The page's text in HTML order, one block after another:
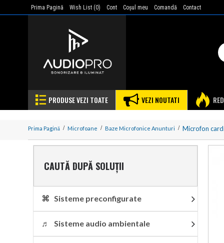
Prima Pagină Wish List (0) Cont Coşul meu Comandă Contact
PRODUSE VEZI TOATE VEZI NOUTATI
Prima Pagină Microfoane Baze Microfonice Anunturi Microfon
CAUTĂ DUPĂ SOLUȚII
⌘ Sisteme preconfigurate
♬ Sisteme audio ambientale